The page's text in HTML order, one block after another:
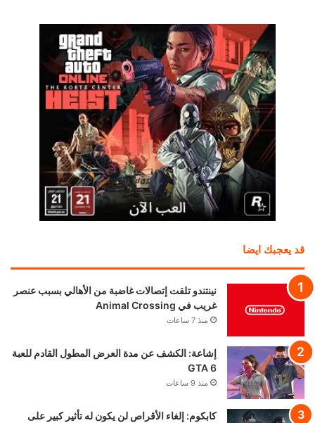
قد يعجبك ايضا
نينتندو تلقت إتصالات غاضبة من الأهالي بسبب عنصر
غريب في Animal Crossing
منذ 7 ساعات
إشاعة: الكشف عن مدة العرض المطول القادم للعبة
GTA 6
منذ 9 ساعات
كابكوم: إلغاء الأقراص لن يكون له تأثير كبير على